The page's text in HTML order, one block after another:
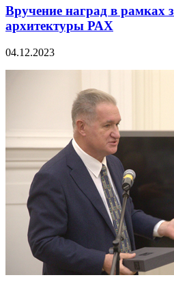
Вручение наград в рамках
архитектуры РАХ
04.12.2023